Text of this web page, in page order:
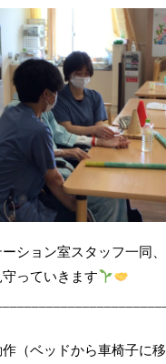
ション室スタッフ一同
っていきます
（ベッドから車椅子に